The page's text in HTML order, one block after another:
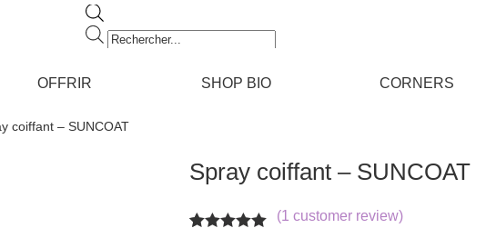
Recherche
de
OFFRIR SHOP BIO CORNERS
coiffant – SUNCOAT
Spray coiffant – SUNCOAT
(1 customer review)